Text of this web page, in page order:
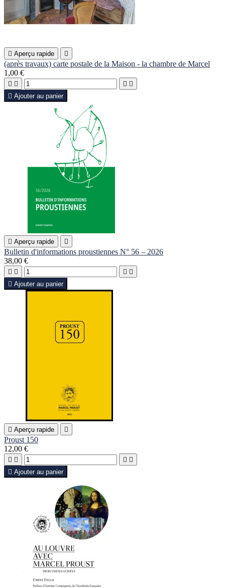
 Aperçu rapide 
(après travaux) carte postale de la Maison - la chambre de Marcel
1,00 €
   
 Ajouter au panier
 Aperçu rapide 
Bulletin d'informations proustiennes N° 56 – 2026
38,00 €
   
 Ajouter au panier
 Aperçu rapide 
Proust 150
12,00 €
   
 Ajouter au panier